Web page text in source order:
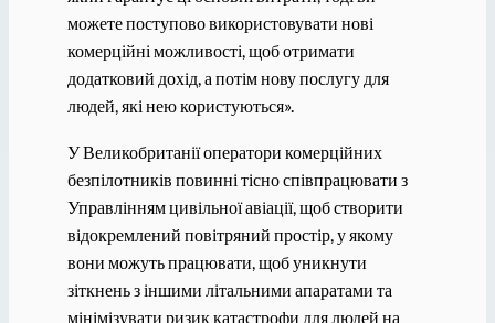
можете поступово використовувати нові
комерційні можливості, щоб отримати
додатковий дохід, а потім нову послугу для
людей, які нею користуються».
У Великобританії оператори комерційних
безпілотників повинні тісно співпрацювати з
Управлінням цивільної авіації, щоб створити
відокремлений повітряний простір, у якому
вони можуть працювати, щоб уникнути
зіткнень з іншими літальними апаратами та
мінімізувати ризик катастрофи для людей на